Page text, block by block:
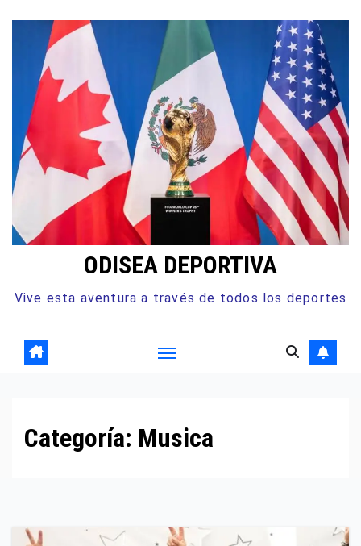
contenido
ODISEA DEPORTIVA
Vive esta aventura a través de todos los deportes
Categoría: Musica